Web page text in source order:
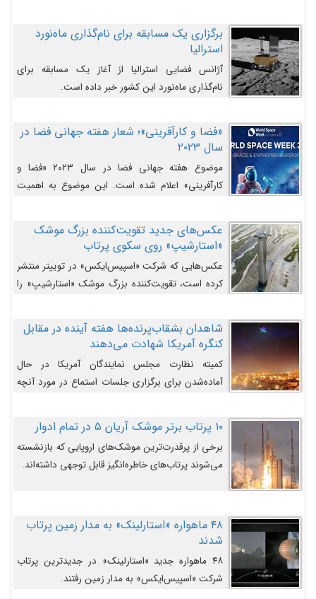
را وارد مسیر از پیش تعیین‌شده کند و سپس با یک
مکانیزم جدید با موفقیت از آن جدا شود. ‌
برگزاری یک مسابقه برای نام‌گذاری ماه‌نورد
استرالیا
آژانس فضایی استرالیا از آغاز یک مسابقه برای
نام‌گذاری ماه‌نورد این کشور خبر داده است.
«فضا و کارآفرینی»؛ شعار هفته جهانی فضا در
سال ۲۰۲۳
موضوع هفته جهانی فضا در سال ۲۰۲۳ «فضا و
کارآفرینی» اعلام شده است. این موضوع به اهمیت
روزافزون کارآفرینی در حوزه فضایی و مزایای جدیدی که
کارآفرینان این حوزه ایجاد می‌کنند، می‌پردازد.
عکس‌های جدید تقویت‌کننده بزرگ موشک
«استارشیپ» روی سکوی پرتاب
عکس‌هایی که شرکت «اسپیس‌ایکس» در توییتر منتشر
کرده است، تقویت‌کننده بزرگ موشک «استارشیپ» را
شاهدان بشقاب‌پرنده‌ها هفته آینده در مقابل
کنگره آمریکا شهادت می‌دهند
کمیته نظارت مجلس نمایندگان آمریکا در حال
آماده‌شدن برای برگزاری جلسات استماع در مورد آنچه
می‌دانند، است و قرار است افشاگران یوفوها هفته آینده
در مقابل آنها شهادت دهند.۱۰ پرتاب برتر موشک آریان ۵ در تمام ادوار
برخی از پرقدرت‌ترین موشک‌های اروپایی که بازنشسته
می‌شوند پرتاب‌های خاطره‌انگیز قابل توجهی داشته‌اند.
۴۸ ماهواره «استارلینک» به مدار زمین پرتاب
شدند
۴۸ ماهواره جدید «استارلینک» در جدیدترین پرتاب
شرکت «اسپیس‌ایکس» به مدار زمین رفتند.